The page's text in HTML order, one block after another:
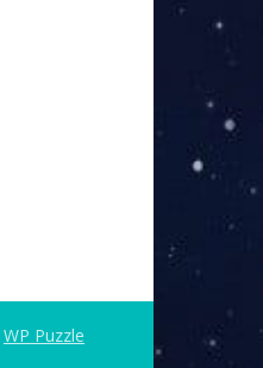
WP Puzzle